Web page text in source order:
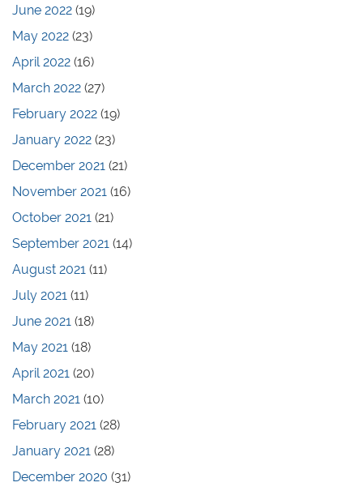
June 2022 (19)
May 2022 (23)
April 2022 (16)
March 2022 (27)
February 2022 (19)
January 2022 (23)
December 2021 (21)
November 2021 (16)
October 2021 (21)
September 2021 (14)
August 2021 (11)
July 2021 (11)
June 2021 (18)
May 2021 (18)
April 2021 (20)
March 2021 (10)
February 2021 (28)
January 2021 (28)
December 2020 (31)